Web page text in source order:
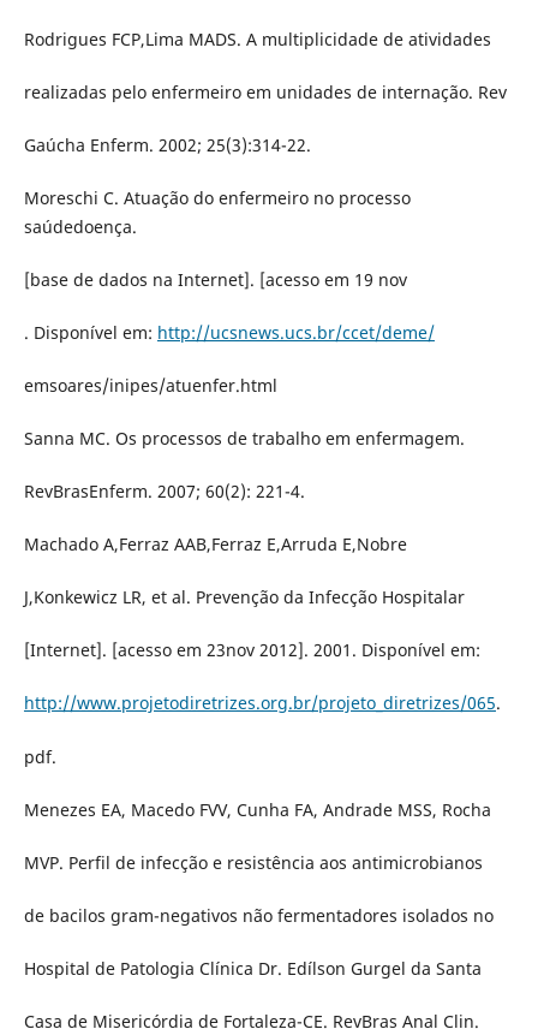
Rodrigues FCP,Lima MADS. A multiplicidade de atividades
realizadas pelo enfermeiro em unidades de internação. Rev
Gaúcha Enferm. 2002; 25(3):314-22.
Moreschi C. Atuação do enfermeiro no processo
saúdedoença.
[base de dados na Internet]. [acesso em 19 nov
. Disponível em: http://ucsnews.ucs.br/ccet/deme/
emsoares/inipes/atuenfer.html
Sanna MC. Os processos de trabalho em enfermagem.
RevBrasEnferm. 2007; 60(2): 221-4.
Machado A,Ferraz AAB,Ferraz E,Arruda E,Nobre
J,Konkewicz LR, et al. Prevenção da Infecção Hospitalar
[Internet]. [acesso em 23nov 2012]. 2001. Disponível em:
http://www.projetodiretrizes.org.br/projeto_diretrizes/065.
pdf.
Menezes EA, Macedo FVV, Cunha FA, Andrade MSS, Rocha
MVP. Perfil de infecção e resistência aos antimicrobianos
de bacilos gram-negativos não fermentadores isolados no
Hospital de Patologia Clínica Dr. Edílson Gurgel da Santa
Casa de Misericórdia de Fortaleza-CE. RevBras Anal Clin.